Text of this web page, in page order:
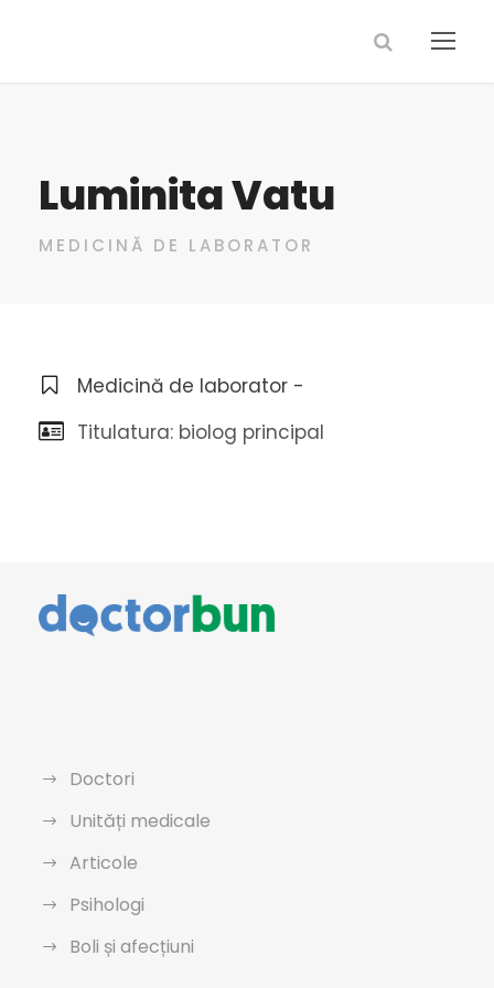
Luminita Vatu
MEDICINĂ DE LABORATOR
Medicină de laborator -
Titulatura: biolog principal
Doctori
Unități medicale
Articole
Psihologi
Boli și afecțiuni